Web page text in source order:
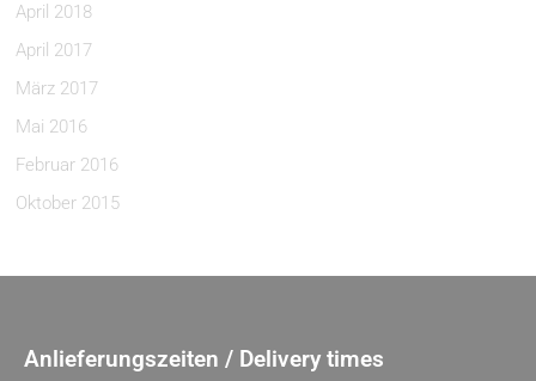
April 2018
April 2017
März 2017
Mai 2016
Februar 2016
Oktober 2015
Anlieferungszeiten / Delivery times